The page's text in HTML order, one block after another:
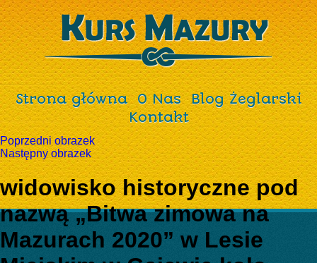
Strona główna O Nas
Blog Żeglarski
Kontakt
Poprzedni obrazek
Następny obrazek
widowisko historyczne pod
nazwą „Bitwa zimowa na
Mazurach 2020” w Lesie